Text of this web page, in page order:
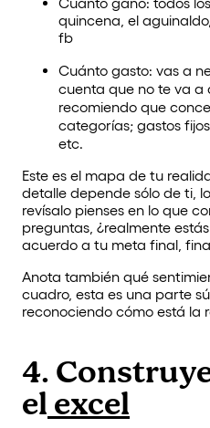
quincena, el
fb
Cuánto gasto: vas a
cuenta que no te va a
recomiendo que
categorías; gastos
etc.
Este es el mapa de tu
detalle depende sólo de ti,
revísalo pienses en lo que
preguntas, ¿realmente
acuerdo a tu meta final,
Anota también qué
cuadro, esta es una parte
reconociendo cómo está la
4.
elexcel